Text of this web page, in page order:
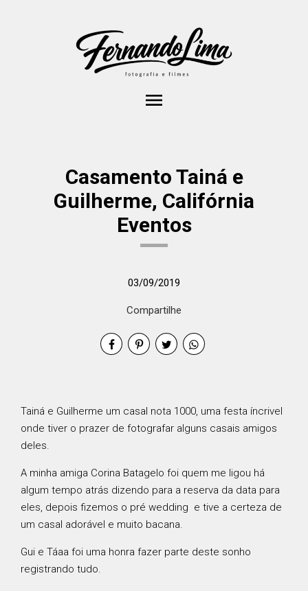
menu
Casamento Tainá e
Guilherme, Califórnia
Eventos
03/09/2019
Compartilhe
Tainá e Guilherme um casal nota 1000, uma festa íncrivel
onde tiver o prazer de fotografar alguns casais amigos
deles.
A minha amiga Corina Batagelo foi quem me ligou há
algum tempo atrás dizendo para a reserva da data para
eles, depois fizemos o pré wedding e tive a certeza de
um casal adorável e muito bacana.
Gui e Táaa foi uma honra fazer parte deste sonho
registrando tudo.